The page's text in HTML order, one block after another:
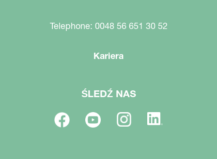
Telephone: 0048 56 651 30 52
Kariera
ŚLEDŹ NAS